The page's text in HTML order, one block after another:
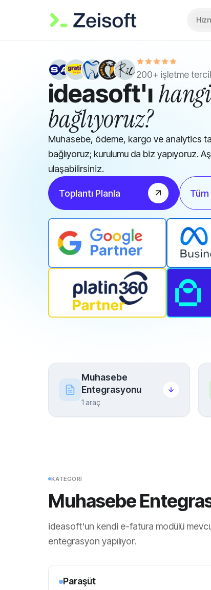
200+ işletme
ideasoft'ı
bağlıyoruz?
Muhasebe, ödeme, kargo ve analytics
bağlıyoruz; kurulumu da biz yapıyoruz.
ulaşabilirsiniz.
Toplantı Planla
Muhasebe
Entegrasyonu
1 araç
KATEGORI
Muhasebe
ideasoft'un kendi e-fatura modülü
entegrasyon yapılıyor.
Paraşüt